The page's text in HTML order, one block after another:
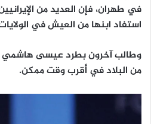
في طهران، فإن العديد من
استفاد ابنها من العيش في
وطالب آخرون بطرد عيسى هاشمي
من البلاد في أقرب وقت ممكن.